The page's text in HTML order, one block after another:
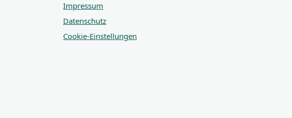
Impressum
Datenschutz
Cookie-Einstellungen